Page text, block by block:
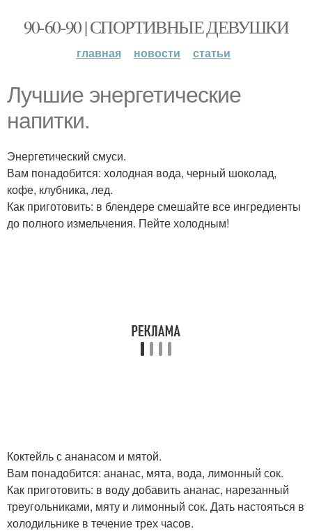
90-60-90 | СПОРТИВНЫЕ ДЕВУШКИ
главная новости статьи
Лучшие энергетические
напитки.
Энергетический смуси.
Вам понадобится: холодная вода, черный шоколад,
кофе, клубника, лед.
Как приготовить: в блендере смешайте все ингредиенты
до полного измельчения. Пейте холодным!
Коктейль с ананасом и мятой.
Вам понадобится: ананас, мята, вода, лимонный сок.
Как приготовить: в воду добавить ананас, нарезанный
треугольниками, мяту и лимонный сок. Дать настояться в
холодильнике в течение трех часов.